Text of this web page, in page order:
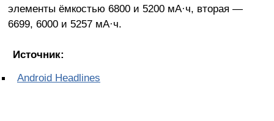
элементы ёмкостью 6800 и 5200 мА·ч, вторая —
6699, 6000 и 5257 мА·ч.
Источник:
Android Headlines